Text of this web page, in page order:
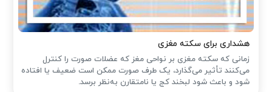
هشداری برای سکته مغزی
زمانی که سکته مغزی بر نواحی مغز که عضلات صورت را کنترل
می‌کنند تأثیر می‌گذارد، یک طرف صورت ممکن است ضعیف یا افتاده
شود و باعث شود لبخند کج یا نامتقارن به‌نظر برسد.